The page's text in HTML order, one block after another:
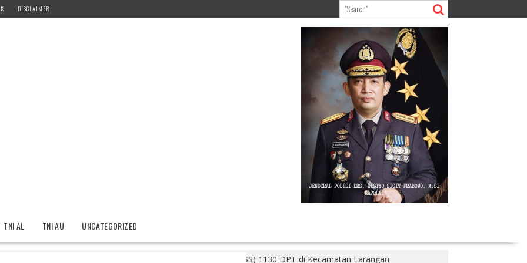
DISCLAIMER
TNI AL TNI AU UNCATEGORIZED
Polri Pastikan Kawal Pelaksanaan Pemungutan Suara Susulan (PSS) 1130 DPT di Kecamatan Larangan